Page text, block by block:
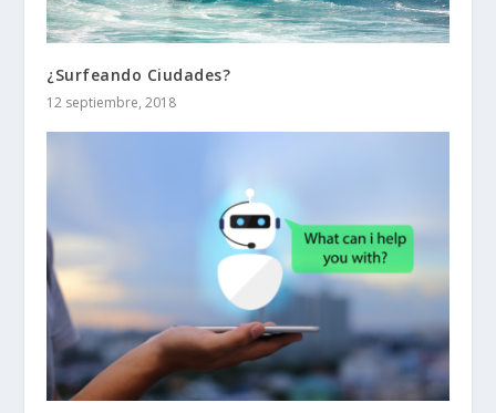
¿Surfeando Ciudades?
12 septiembre, 2018